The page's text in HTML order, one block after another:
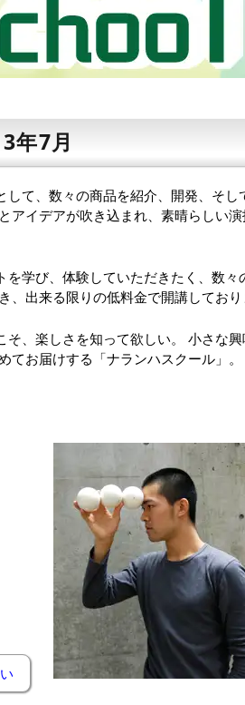
年7月
て、数々の商品を紹介、開発、そし
アイデアが吹き込まれ、素晴らしい
学び、体験していただきたく、数々
出来る限りの低料金で開講しており
、楽しさを知って欲しい。 小さな
てお届けする「ナランハスクール」